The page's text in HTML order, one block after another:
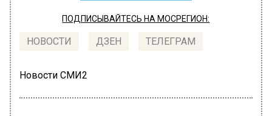
ПОДПИСЫВАЙТЕСЬ НА МОСРЕГИОН:
НОВОСТИ ДЗЕН ТЕЛЕГРАМ
Новости СМИ2